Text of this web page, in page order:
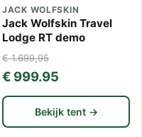
JACK WOLFSKIN
Jack Wolfskin Travel
Lodge RT demo
€ 1.699,95
€ 999.95
Bekijk tent →